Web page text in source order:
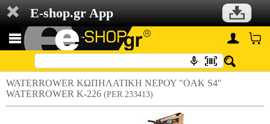
E-shop.gr App
WATERROWER ΚΩΠΗΛΑΤΙΚΗ ΝΕΡΟΥ "OAK S4"
WATERROWER Κ-226 (PER.233413)